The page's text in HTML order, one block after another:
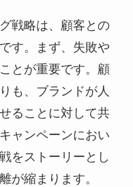
戦略は、顧客との
す。まず、失敗や
とが重要です。顧
も、ブランドが人
ることに対して共
ャンペーンにおい
をストーリーとし
が縮まります。